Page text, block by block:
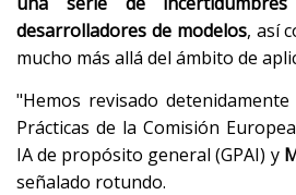
desarrolladores de modelos, así
mucho más allá del ámbito de
"Hemos revisado
Prácticas de la Comisión
IA de propósito general (GPAI) y
señalado rotundo.